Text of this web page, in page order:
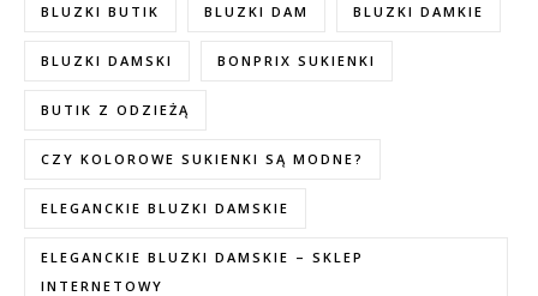
BLUZKI BUTIK BLUZKI DAM BLUZKI DAMKIE
BLUZKI DAMSKI BONPRIX SUKIENKI
BUTIK Z ODZIEŻĄ
CZY KOLOROWE SUKIENKI SĄ MODNE?
ELEGANCKIE BLUZKI DAMSKIE
ELEGANCKIE BLUZKI DAMSKIE – SKLEP
INTERNETOWY